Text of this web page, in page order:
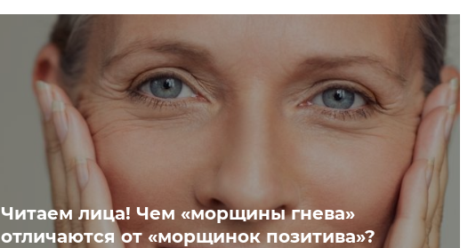
Читаем лица! Чем «морщины гнева»
отличаются от «морщинок позитива»?